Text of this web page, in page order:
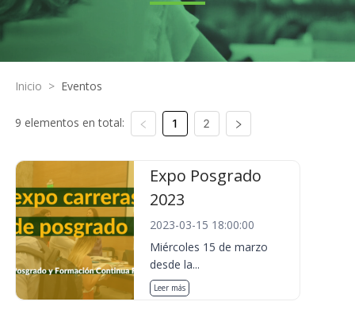
Inicio > Eventos
9 elementos en total: 1 2
Expo Posgrado
2023
2023-03-15 18:00:00
Miércoles 15 de marzo
desde la...
Leer más